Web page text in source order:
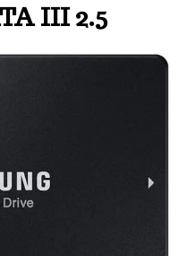
III 2.5